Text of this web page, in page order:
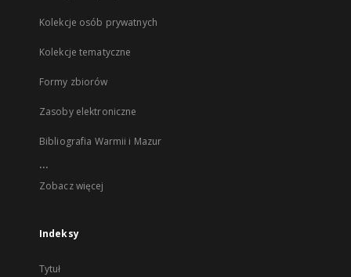
Kolekcje osób prywatnych
Kolekcje tematyczne
Formy zbiorów
Zasoby elektroniczne
Bibliografia Warmii i Mazur
...
Zobacz więcej
Indeksy
Tytuł